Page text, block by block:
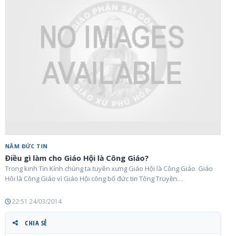
NĂM ĐỨC TIN
Điều gì làm cho Giáo Hội là Công Giáo?
Trong kinh Tin Kính chúng ta tuyên xưng Giáo Hội là Công Giáo. Giáo
Hôi là Công Giáo vì Giáo Hội công bố đức tin Tông Truyền…
22:51 24/03/2014
CHIA SẺ